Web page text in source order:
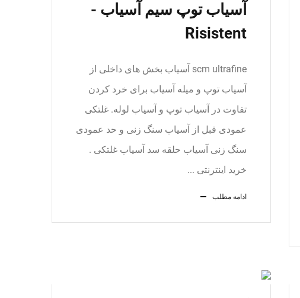
آسیاب توپ سیم آسیاب -
Risistent
scm ultrafine آسیاب بخش های داخلی از
آسیاب توپ و میله آسیاب برای خرد کردن
تفاوت در آسیاب توپ و آسیاب لوله. غلتکی
عمودی قبل از آسیاب سنگ زنی و حد عمودی
سنگ زنی آسیاب حلقه سد آسیاب غلتکی .
خرید اینترنتی ...
ادامه مطلب